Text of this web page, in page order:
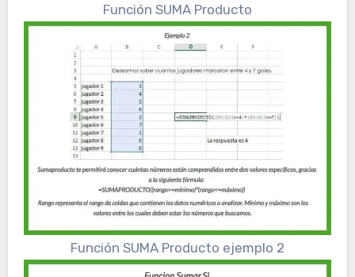
Función SUMA Producto
Función SUMA Producto ejemplo 2